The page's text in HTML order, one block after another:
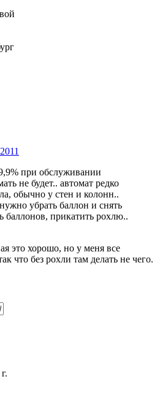
при обслуживании
не будет.. автомат редко
обычно у стен и колонн..
убрать баллон и снять
баллонов, прикатить рохлю..
это хорошо, но у меня все
что без рохли там делать не чего.